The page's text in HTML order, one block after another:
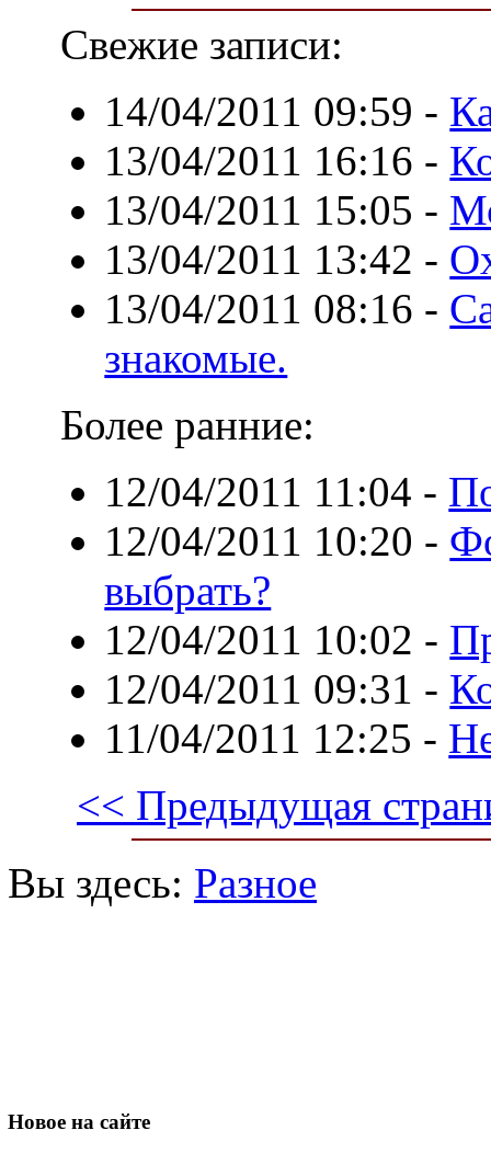
Свежие записи:
14/04/2011 09:59 -
13/04/2011 16:16 -
13/04/2011 15:05 -
13/04/2011 13:42 -
13/04/2011 08:16 -
знакомые.
Более ранние:
12/04/2011 11:04 -
12/04/2011 10:20 -
выбрать?
12/04/2011 10:02 -
12/04/2011 09:31 -
11/04/2011 12:25 -
<< Предыдущая
Вы здесь: Разное
Новое на сайте